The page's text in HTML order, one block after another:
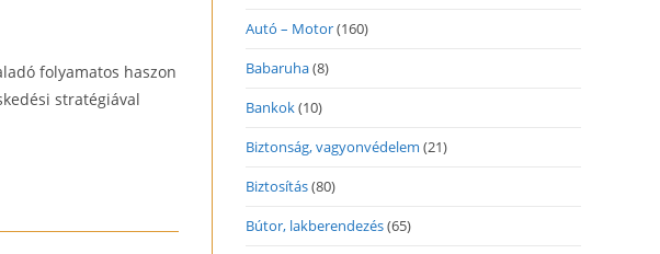
folyamatos haszon
stratégiával
Autó – Motor(160)
Babaruha(8)
Bankok(10)
Biztonság, vagyonvédelem (21)
Biztosítás(80)
Bútor, lakberendezés(65)